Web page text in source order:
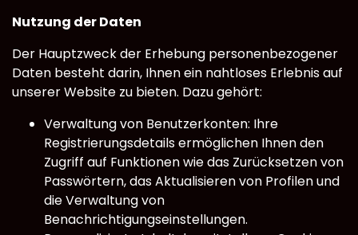
Nutzung der Daten
Der Hauptzweck der Erhebung personenbezogener
Daten besteht darin, Ihnen ein nahtloses Erlebnis auf
unserer Website zu bieten. Dazu gehört:
Verwaltung von Benutzerkonten: Ihre
Registrierungsdetails ermöglichen Ihnen den
Zugriff auf Funktionen wie das Zurücksetzen von
Passwörtern, das Aktualisieren von Profilen und
die Verwaltung von
Benachrichtigungseinstellungen.